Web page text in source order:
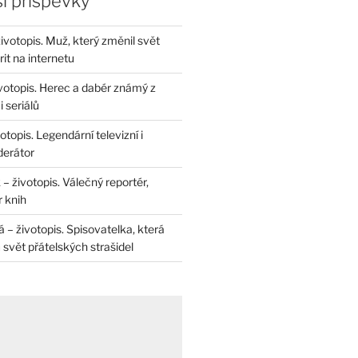
Muž, který změnil svět
na internetu
Herec a dabér známý z
seriálů
Legendární televizní i
životopis. Válečný reportér,
knih
– životopis. Spisovatelka, která
přátelských strašidel